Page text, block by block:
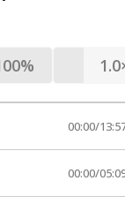
00:00/
00:00/